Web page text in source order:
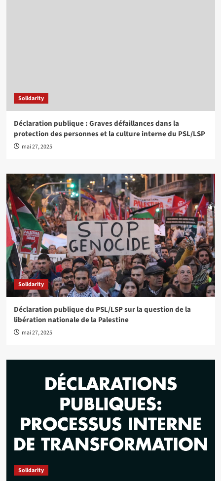
Solidarity
Déclaration publique : Graves défaillances dans la
protection des personnes et la culture interne du PSL/LSP
mai 27, 2025
Solidarity
Déclaration publique du PSL/LSP sur la question de la
libération nationale de la Palestine
mai 27, 2025
Solidarity